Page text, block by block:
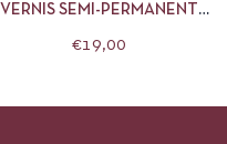
VERNIS SEMI-PERMANENT
BLUE
€19,00